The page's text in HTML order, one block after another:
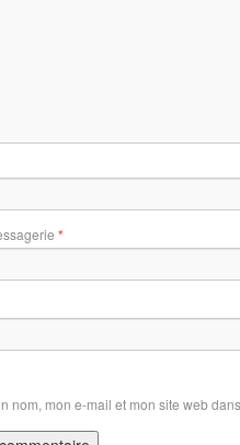
*
nom, mon e-mail et mon site web